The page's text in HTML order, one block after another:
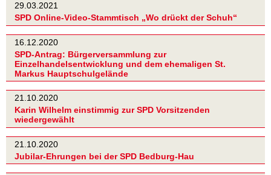
29.03.2021
SPD Online-Video-Stammtisch „Wo drückt der Schuh“
16.12.2020
SPD-Antrag: Bürgerversammlung zur
Einzelhandelsentwicklung und dem ehemaligen St.
Markus Hauptschulgelände
21.10.2020
Karin Wilhelm einstimmig zur SPD Vorsitzenden
wiedergewählt
21.10.2020
Jubilar-Ehrungen bei der SPD Bedburg-Hau